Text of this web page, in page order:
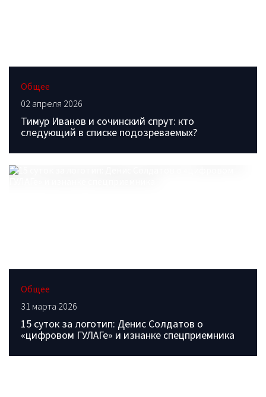
Общее
02 апреля 2026
Тимур Иванов и сочинский спрут: кто
следующий в списке подозреваемых?
Общее
31 марта 2026
15 суток за логотип: Денис Солдатов о
«цифровом ГУЛАГе» и изнанке спецприемника